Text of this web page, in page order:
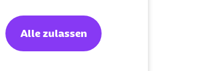
Alle zulassen